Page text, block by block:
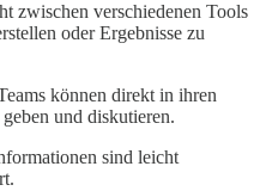
zwischen verschiedenen Tools
oder Ergebnisse zu
können direkt in ihren
und diskutieren.
sind leicht